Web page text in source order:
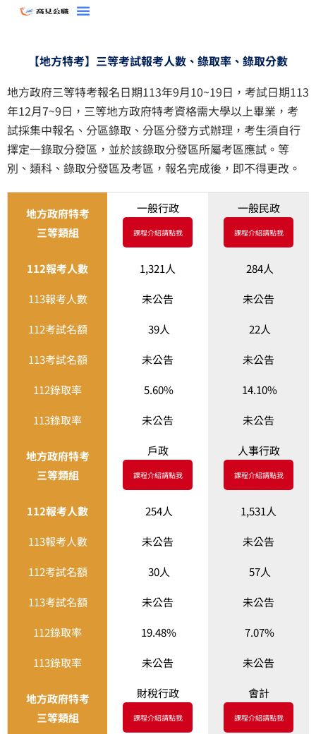
內
容
【地方特考】三等考試報考人數、錄取率、錄取分數
地方政府三等特考報名日期113年9月10~19日，考試日期113
年12月7~9日，三等地方政府特考資格需大學以上畢業，考
試採集中報名、分區錄取、分區分發方式辦理，考生須自行
擇定一錄取分發區，並於該錄取分發區所屬考區應試。等
別、類科、錄取分發區及考區，報名完成後，即不得更改。
地方政府特考
三等類組
一般行政
課程介紹請點我
一般民政
課程介紹請點我
112報考人數 1,321人 284人
113報考人數 未公告 未公告
112考試名額 39人 22人
113考試名額 未公告 未公告
112錄取率 5.60% 14.10%
113錄取率 未公告 未公告
地方政府特考
三等類組
戶政
課程介紹請點我
人事行政
課程介紹請點我
112報考人數 254人 1,531人
113報考人數 未公告 未公告
112考試名額 30人 57人
113考試名額 未公告 未公告
112錄取率 19.48% 7.07%
113錄取率 未公告 未公告
地方政府特考
三等類組
財稅行政
課程介紹請點我
會計
課程介紹請點我